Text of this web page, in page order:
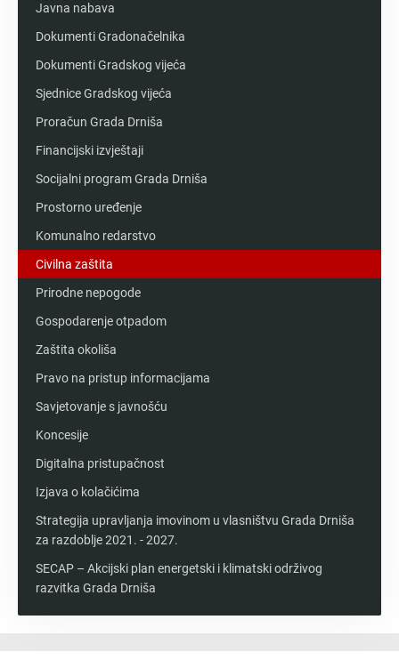
Javna nabava
Dokumenti Gradonačelnika
Dokumenti Gradskog vijeća
Sjednice Gradskog vijeća
Proračun Grada Drniša
Financijski izvještaji
Socijalni program Grada Drniša
Prostorno uređenje
Komunalno redarstvo
Civilna zaštita
Prirodne nepogode
Gospodarenje otpadom
Zaštita okoliša
Pravo na pristup informacijama
Savjetovanje s javnošću
Koncesije
Digitalna pristupačnost
Izjava o kolačićima
Strategija upravljanja imovinom u vlasništvu Grada Drniša
za razdoblje 2021. - 2027.
SECAP – Akcijski plan energetski i klimatski održivog
razvitka Grada Drniša